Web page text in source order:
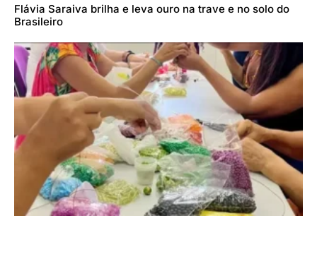
Flávia Saraiva brilha e leva ouro na trave e no solo do
Brasileiro